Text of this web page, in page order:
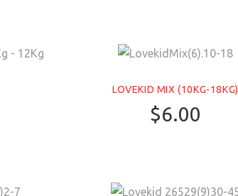
LOVEKID MIX (10KG-18KG)
$6.00